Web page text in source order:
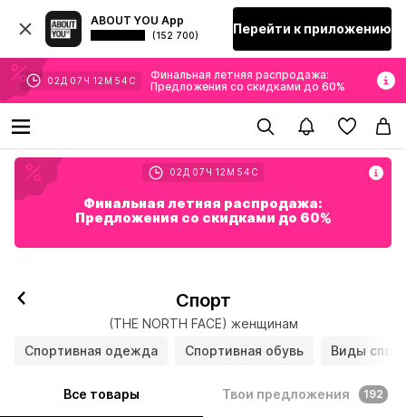
ABOUT YOU App
(152 700) Перейти к приложению
02 Д 07 Ч 12 М 52 С
Финальная летняя распродажа:
Предложения со скидками до 60%
02 Д 07 Ч 12 М 52 С
Финальная летняя распродажа:
Предложения со скидками до 60%
Спорт
(THE NORTH FACE) женщинам
Спортивная одежда
Спортивная обувь Виды
Все товары Твои предложения 192